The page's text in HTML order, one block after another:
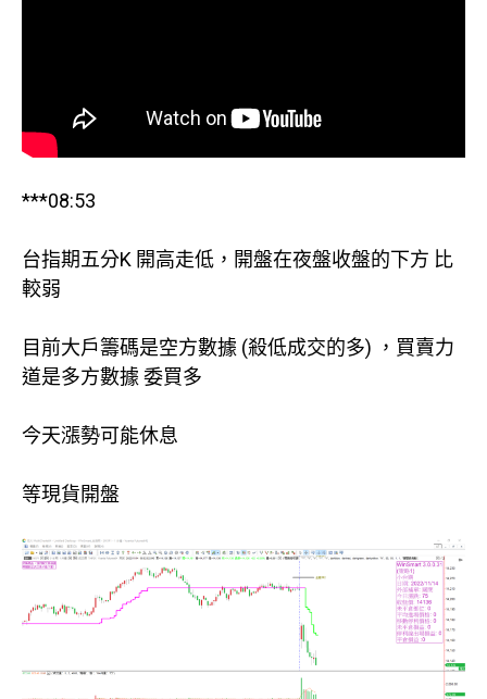
***08:53
台指期五分K 開高走低，開盤在夜盤收盤的下方 比
較弱
目前大戶籌碼是空方數據 (殺低成交的多) ，買賣力
道是多方數據 委買多
今天漲勢可能休息
等現貨開盤